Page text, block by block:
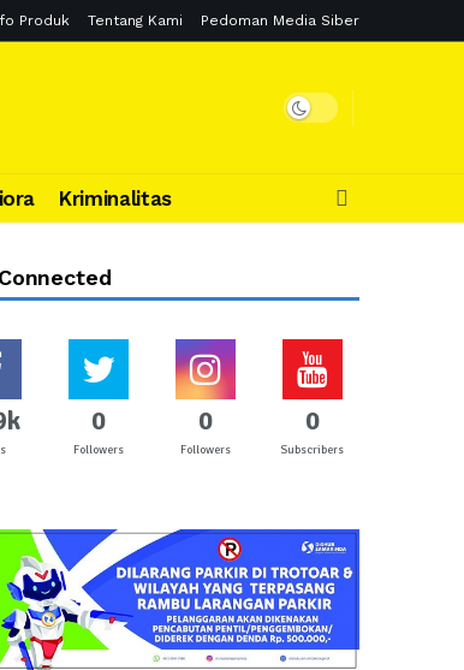
Produk Tentang Kami Pedoman Media Siber
Kriminalitas
0
Followers
0
Followers
0
Subscribers